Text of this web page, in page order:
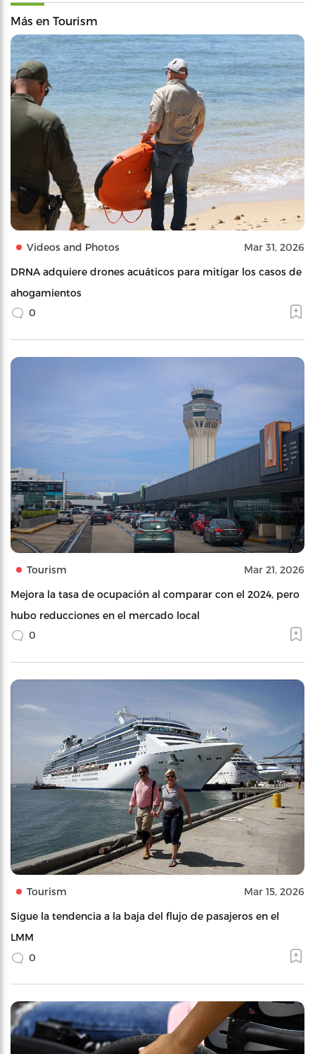
Más en Tourism
Videos and Photos Mar 31, 2026
DRNA adquiere drones acuáticos para mitigar los casos de
ahogamientos
0
Tourism Mar 21, 2026
Mejora la tasa de ocupación al comparar con el 2024, pero
hubo reducciones en el mercado local
0
Tourism Mar 15, 2026
Sigue la tendencia a la baja del flujo de pasajeros en el
LMM
0